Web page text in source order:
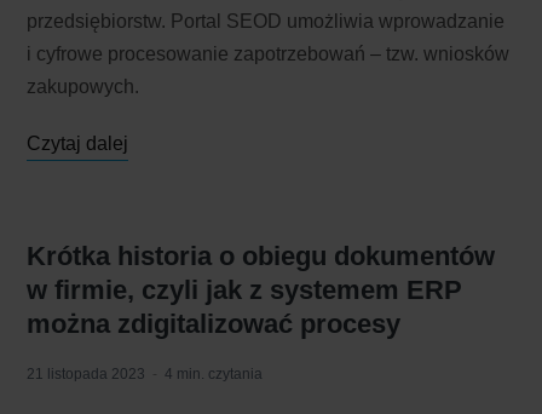
przedsiębiorstw. Portal SEOD umożliwia wprowadzanie
i cyfrowe procesowanie zapotrzebowań – tzw. wniosków
zakupowych.
Czytaj dalej
Krótka historia o obiegu dokumentów
w firmie, czyli jak z systemem ERP
można zdigitalizować procesy
21 listopada 2023 4 min. czytania